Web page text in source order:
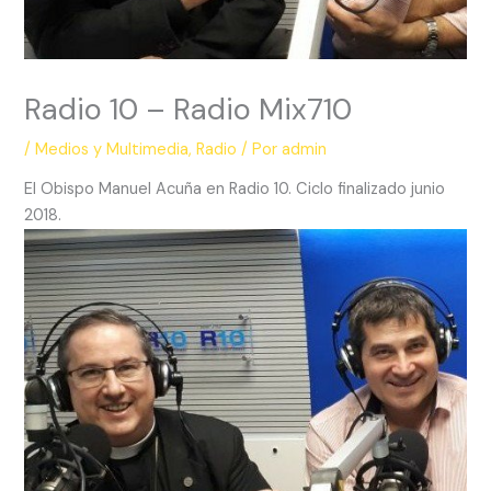
Radio 10 – Radio Mix710
/Medios y Multimedia,Radio / Poradmin
El Obispo Manuel Acuña en Radio 10. Ciclo finalizado junio
2018.